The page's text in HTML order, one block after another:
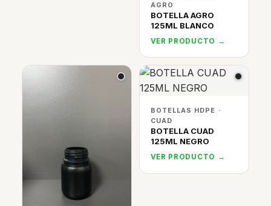
AGRO
BOTELLA AGRO
125ML BLANCO
VER PRODUCTO →
BOTELLAS HDPE ·
CUAD
BOTELLA CUAD
125ML NEGRO
VER PRODUCTO →